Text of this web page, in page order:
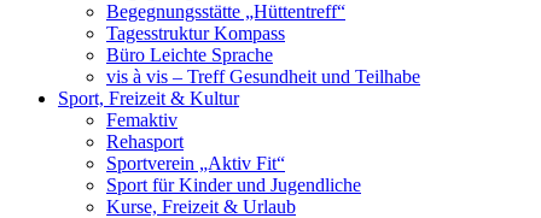
Begegnungsstätte „Hüttentreff“
Tagesstruktur Kompass
Büro Leichte Sprache
vis à vis – Treff Gesundheit und Teilhabe
Sport, Freizeit & Kultur
Femaktiv
Rehasport
Sportverein „Aktiv Fit“
Sport für Kinder und Jugendliche
Kurse, Freizeit & Urlaub